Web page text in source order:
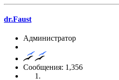
dr.Faust
Администратор
Сообщения: 1,356